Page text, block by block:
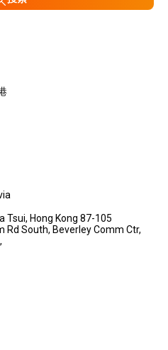
Tsui, Hong Kong 87-105
Rd South, Beverley Comm Ctr,